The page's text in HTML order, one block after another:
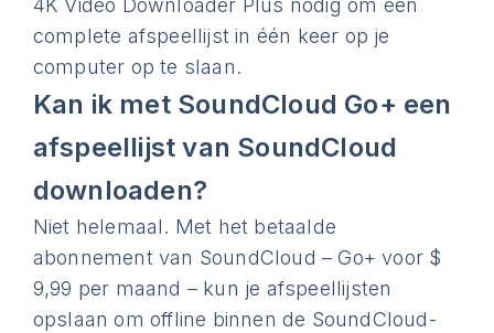
4K Video Downloader Plus nodig om een ​​
complete afspeellijst in één keer op je
computer op te slaan.
Kan ik met SoundCloud Go+ een
afspeellijst van SoundCloud
downloaden?
Niet helemaal. Met het betaalde
abonnement van SoundCloud – Go+ voor $
9,99 per maand – kun je afspeellijsten
opslaan om offline binnen de SoundCloud-